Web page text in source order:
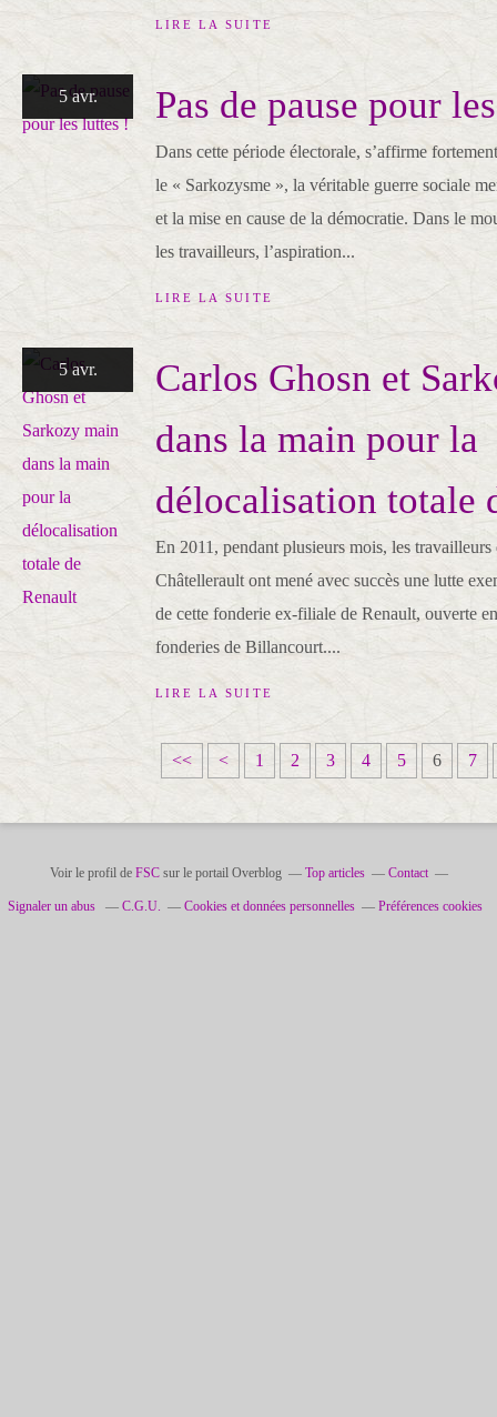
LIRE LA SUITE
5 avr. Pas de pause pour
Dans cette période électorale, s’affirme
le « Sarkozysme », la véritable guerre sociale
et la mise en cause de la démocratie. Dans le
les travailleurs, l’aspiration...
LIRE LA SUITE
5 avr.
Carlos Ghosn et
dans la main pour la
délocalisation totale
En 2011, pendant plusieurs mois, les
Châtellerault ont mené avec succès une lutte
de cette fonderie ex-filiale de Renault, ouverte
fonderies de Billancourt....
LIRE LA SUITE
<< < 1 2 3 4 5 6 7
Voir le profil de FSCsur le portail Overblog Top articles Contact
Signaler un abus C.G.U. Cookies et données personnelles Préférences cookies